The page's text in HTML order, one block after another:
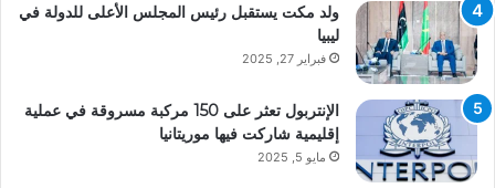
ولد مكت يستقبل رئيس المجلس الأعلى للدولة في
ليبيا
فبراير 27, 2025
الإنتربول تعثر على 150 مركبة مسروقة في عملية
إقليمية شاركت فيها موريتانيا
مايو 5, 2025